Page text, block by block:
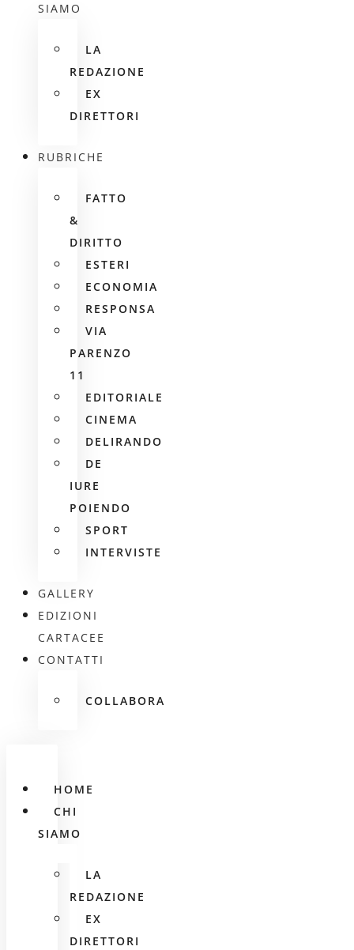
SIAMO
LA
REDAZIONE
EX
DIRETTORI
RUBRICHE
FATTO
&
DIRITTO
ESTERI
ECONOMIA
RESPONSA
VIA
PARENZO
11
EDITORIALE
CINEMA
DELIRANDO
DE
IURE
POIENDO
SPORT
INTERVISTE
GALLERY
EDIZIONI
CARTACEE
CONTATTI
COLLABORA
HOME
CHI
SIAMO
LA
REDAZIONE
EX
DIRETTORI